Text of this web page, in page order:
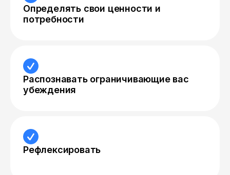
Определять свои ценности и
потребности
Распознавать ограничивающие вас
убеждения
Рефлексировать